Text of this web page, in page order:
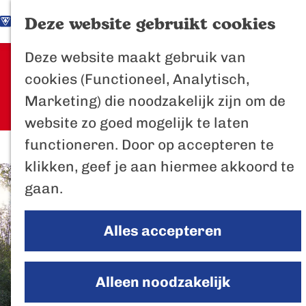
Deze website gebruikt cookies
Deze website maakt gebruik van
cookies (Functioneel, Analytisch,
Marketing) die noodzakelijk zijn om de
website zo goed mogelijk te laten
functioneren. Door op accepteren te
klikken, geef je aan hiermee akkoord te
gaan.
Alles accepteren
Alleen noodzakelijk
d
e
h
o
m
e
p
K
a
r
t
Z
e
k
e
n
e
n
u
Het Biesbosch
Poort naar de
Biesbosch
Bertus de
In de regio
Het
De Efteling
Breda
Oosterhout
Sorry, deze activiteit is niet meer
beschikbaar. Bekijk hetactuele
aanbodvoor de beschikbare opties.